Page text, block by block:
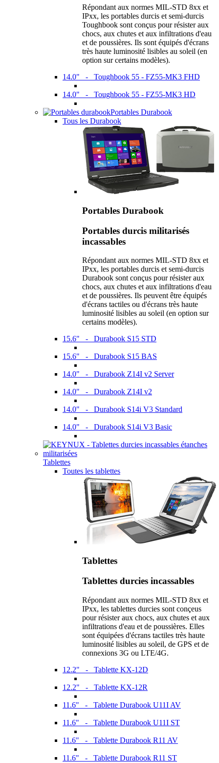
Répondant aux normes MIL-STD 8xx et
IPxx, les portables durcis et semi-durcis
Toughbook sont conçus pour résister aux
chocs, aux chutes et aux infiltrations d'eau
et de poussières. Ils sont équipés d'écrans
très haute luminosité lisibles au soleil (en
option sur certains modèles).
14.0" - Toughbook 55 - FZ55-MK3 FHD
14.0" - Toughbook 55 - FZ55-MK3 HD
Portables Durabook
Tous les Durabook
Portables Durabook
Portables durcis militarisés
incassables
Répondant aux normes MIL-STD 8xx et
IPxx, les portables durcis et semi-durcis
Durabook sont conçus pour résister aux
chocs, aux chutes et aux infiltrations d'eau
et de poussières. Ils peuvent être équipés
d'écrans tactiles ou d'écrans très haute
luminosité lisibles au soleil (en option sur
certains modèles).
15.6" - Durabook S15 STD
15.6" - Durabook S15 BAS
14.0" - Durabook Z14I v2 Server
14.0" - Durabook Z14I v2
14.0" - Durabook S14i V3 Standard
14.0" - Durabook S14i V3 Basic
Tablettes
Toutes les tablettes
Tablettes
Tablettes durcies incassables
Répondant aux normes MIL-STD 8xx et
IPxx, les tablettes durcies sont conçeus
pour résister aux chocs, aux chutes et aux
infiltrations d'eau et de poussières. Elles
sont équipées d'écrans tactiles très haute
luminosité lisibles au soleil, de GPS et de
connexions 3G ou LTE/4G.
12.2" - Tablette KX-12D
12.2" - Tablette KX-12R
11.6" - Tablette Durabook U11I AV
11.6" - Tablette Durabook U11I ST
11.6" - Tablette Durabook R11 AV
11.6" - Tablette Durabook R11 ST